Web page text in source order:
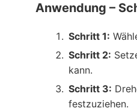
Anwendung –
Schritt 1:
Schritt 2:
kann.
Schritt 3:
festzuziehen.